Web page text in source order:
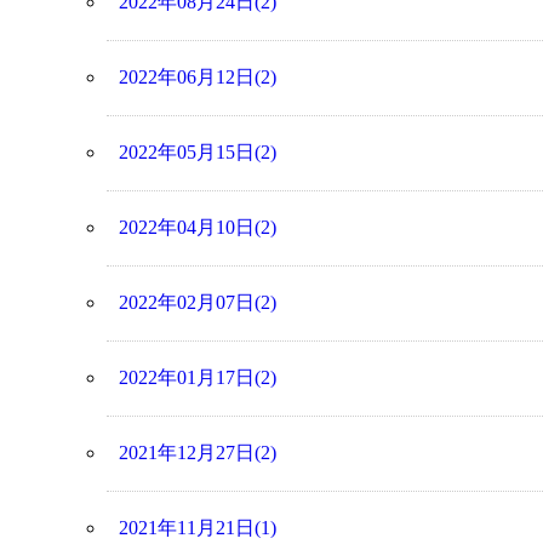
2022年06月12日(2)
2022年05月15日(2)
2022年04月10日(2)
2022年02月07日(2)
2022年01月17日(2)
2021年12月27日(2)
2021年11月21日(1)